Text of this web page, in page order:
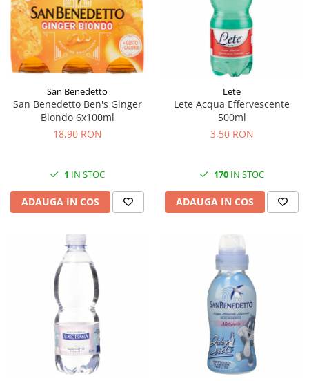
San Benedetto
San Benedetto Ben's Ginger
Biondo 6x100ml
18,90 RON
1 IN STOC
ADAUGA IN COS
Lete
Lete Acqua Effervescente
500ml
3,50 RON
170 IN STOC
ADAUGA IN COS